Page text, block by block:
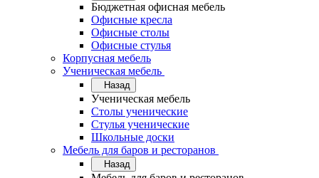
Бюджетная офисная мебель
Офисные кресла
Офисные столы
Офисные стулья
Корпусная мебель
Ученическая мебель
Назад
Ученическая мебель
Столы ученические
Стулья ученические
Школьные доски
Мебель для баров и ресторанов
Назад